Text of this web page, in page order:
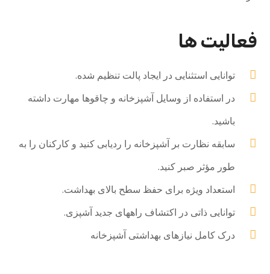
فعالیت ها
توانایی استثنایی در ایجاد پالت تنظیم شده.
در استفاده از وسایل آشپزخانه و چاقوها مهارت داشته
باشید.
سابقه نظارت بر آشپزخانه را ردیابی کنید و کارکنان را به
طور مؤثر صبر کنید.
استعداد ویژه برای حفظ سطح بالای بهداشت.
توانایی ذاتی در اکتشاف راههای جدید آشپزی.
درک کامل نیازهای بهداشتی آشپزخانه